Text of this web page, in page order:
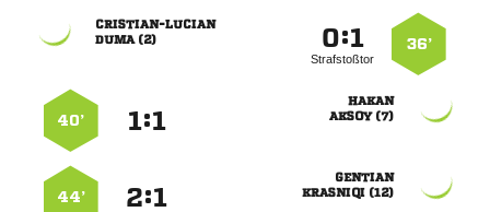
36’
:
Strafstoßtor

 

 
:
40’

 
:
44’